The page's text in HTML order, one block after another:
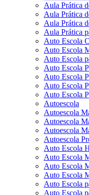
Aula Prática
Aula Prática
Aula Prática
Aula Prática
Auto Escola
Auto Escola
Auto Escola
Auto Escola
Auto Escola
Auto Escola
Auto Escola
Autoescola
Autoescola
Autoescola
Autoescola
Autoescola
Auto Escola
Auto Escola
Auto Escola
Auto Escola
Auto Escola
Auto Escola